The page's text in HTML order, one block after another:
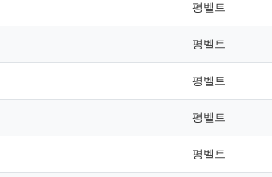
평벨트
평벨트
평벨트
평벨트
평벨트